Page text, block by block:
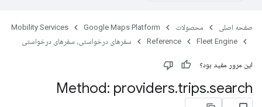
صفحه اصلی محصولات Google Maps Platform
Mobility Services
Fleet Engine
Reference سفرهای درخواستی، سفرهای درخواستی
این مرور مفید بود؟
Method: providers.trips.search